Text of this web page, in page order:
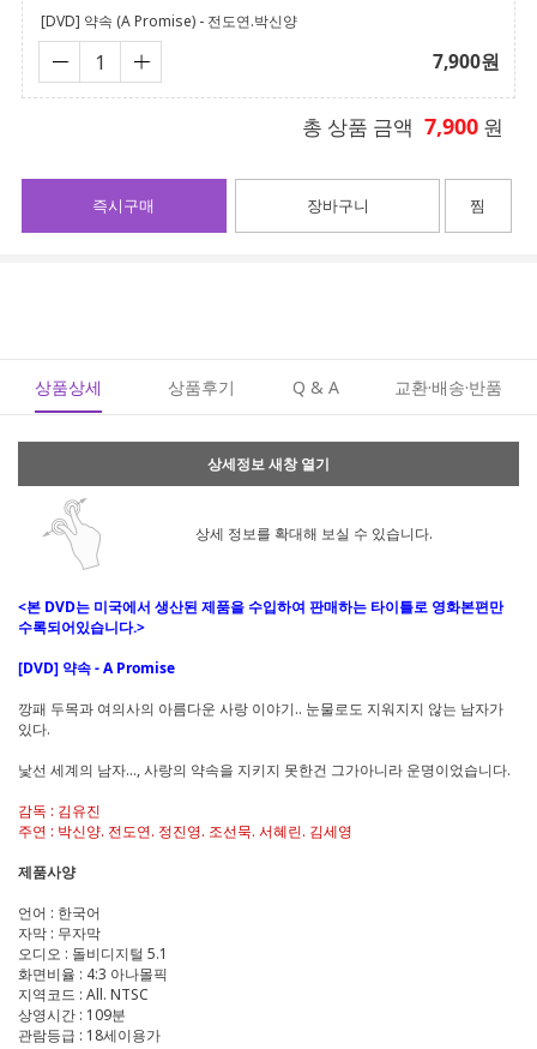
[DVD] 약속 (A Promise) - 전도연.박신양
7,900원
총 상품 금액 7,900 원
장바구니
즉시구매 찜
상품상세 상품후기 Q & A 교환·배송·반품
상세정보 새창 열기
상세 정보를 확대해 보실 수 있습니다.
<본 DVD는 미국에서 생산된 제품을 수입하여 판매하는 타이틀로 영화본편만
수록되어있습니다.>
[DVD] 약속 - A Promise
깡패 두목과 여의사의 아름다운 사랑 이야기.. 눈물로도 지워지지 않는 남자가
있다.
낯선 세계의 남자..., 사랑의 약속을 지키지 못한건 그가아니라 운명이었습니다.
감독 : 김유진
주연 : 박신양. 전도연. 정진영. 조선묵. 서혜린. 김세영
제품사양
언어 : 한국어
자막 : 무자막
오디오 : 돌비디지털 5.1
화면비율 : 4:3 아나몰픽
지역코드 : All. NTSC
상영시간 : 109분
관람등급 : 18세이용가